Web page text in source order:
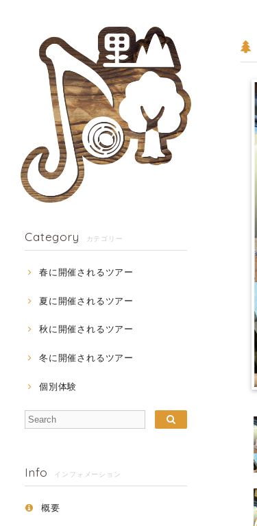
Category カテゴリー
春に開催されるツアー
夏に開催されるツアー
秋に開催されるツアー
冬に開催されるツアー
個別体験
Info インフォメーション
概要